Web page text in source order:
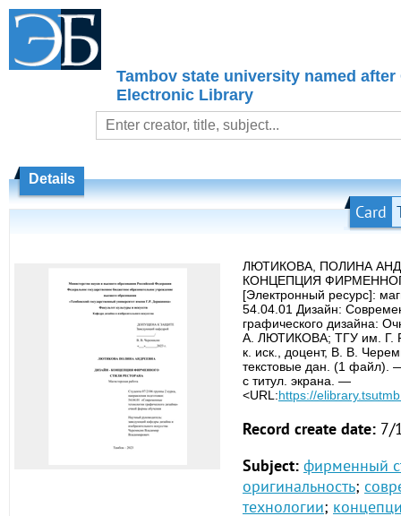
Tambov state university named after
Electronic Library
Details
Card
ЛЮТИКОВА, ПОЛИНА
КОНЦЕПЦИЯ
[Электронный ресурс]:
54.04.01 Дизайн:
графического дизайна:
А. ЛЮТИКОВА; ТГУ им. Г.
к. иск., доцент, В. В.
текстовые дан. (1 файл).
с титул. экрана. —
<URL:https://
Record create date: 7/
Subject: фирменный
оригинальность;
технологии;